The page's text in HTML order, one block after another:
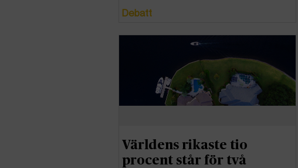
Debatt
Världens rikaste tio
procent står för två